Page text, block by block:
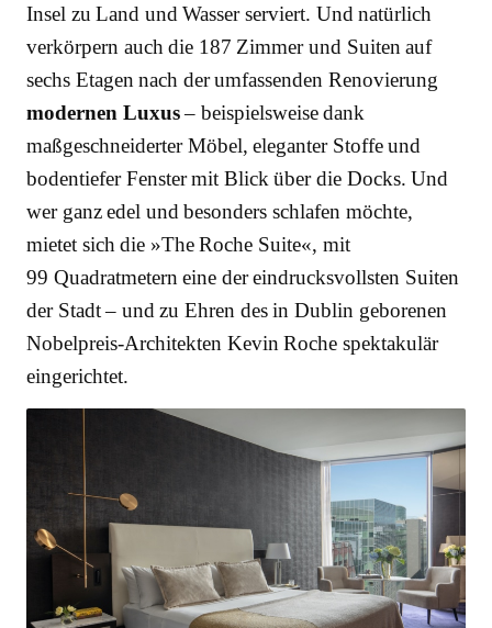
Insel zu Land und Wasser serviert. Und natürlich
verkörpern auch die 187 Zimmer und Suiten auf
sechs Etagen nach der umfassenden Renovierung
modernen Luxus– beispielsweise dank
maßgeschneiderter Möbel, eleganter Stoffe und
bodentiefer Fenster mit Blick über die Docks. Und
wer ganz edel und besonders schlafen möchte,
mietet sich die »The Roche Suite«, mit
99 Quadratmetern eine der eindrucksvollsten Suiten
der Stadt – und zu Ehren des in Dublin geborenen
Nobelpreis-Architekten Kevin Roche spektakulär
eingerichtet.